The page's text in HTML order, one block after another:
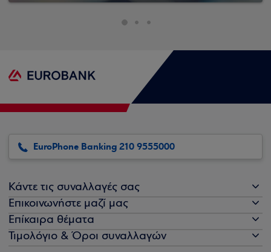
EuroPhone Banking 210 9555000
Κάντε τις συναλλαγές σας
Επικοινωνήστε μαζί μας
Επίκαιρα θέματα
Τιμολόγιο & Όροι συναλλαγών